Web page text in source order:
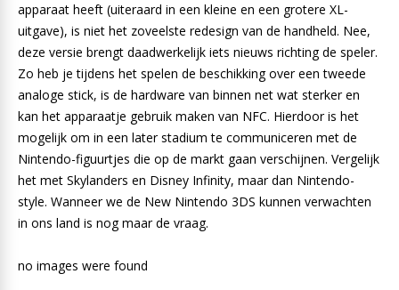
apparaat heeft (uiteraard in een kleine en een grotere XL-
uitgave), is niet het zoveelste redesign van de handheld. Nee,
deze versie brengt daadwerkelijk iets nieuws richting de speler.
Zo heb je tijdens het spelen de beschikking over een tweede
analoge stick, is de hardware van binnen net wat sterker en
kan het apparaatje gebruik maken van NFC. Hierdoor is het
mogelijk om in een later stadium te communiceren met de
Nintendo-figuurtjes die op de markt gaan verschijnen. Vergelijk
het met Skylanders en Disney Infinity, maar dan Nintendo-
style. Wanneer we de New Nintendo 3DS kunnen verwachten
in ons land is nog maar de vraag.
no images were found